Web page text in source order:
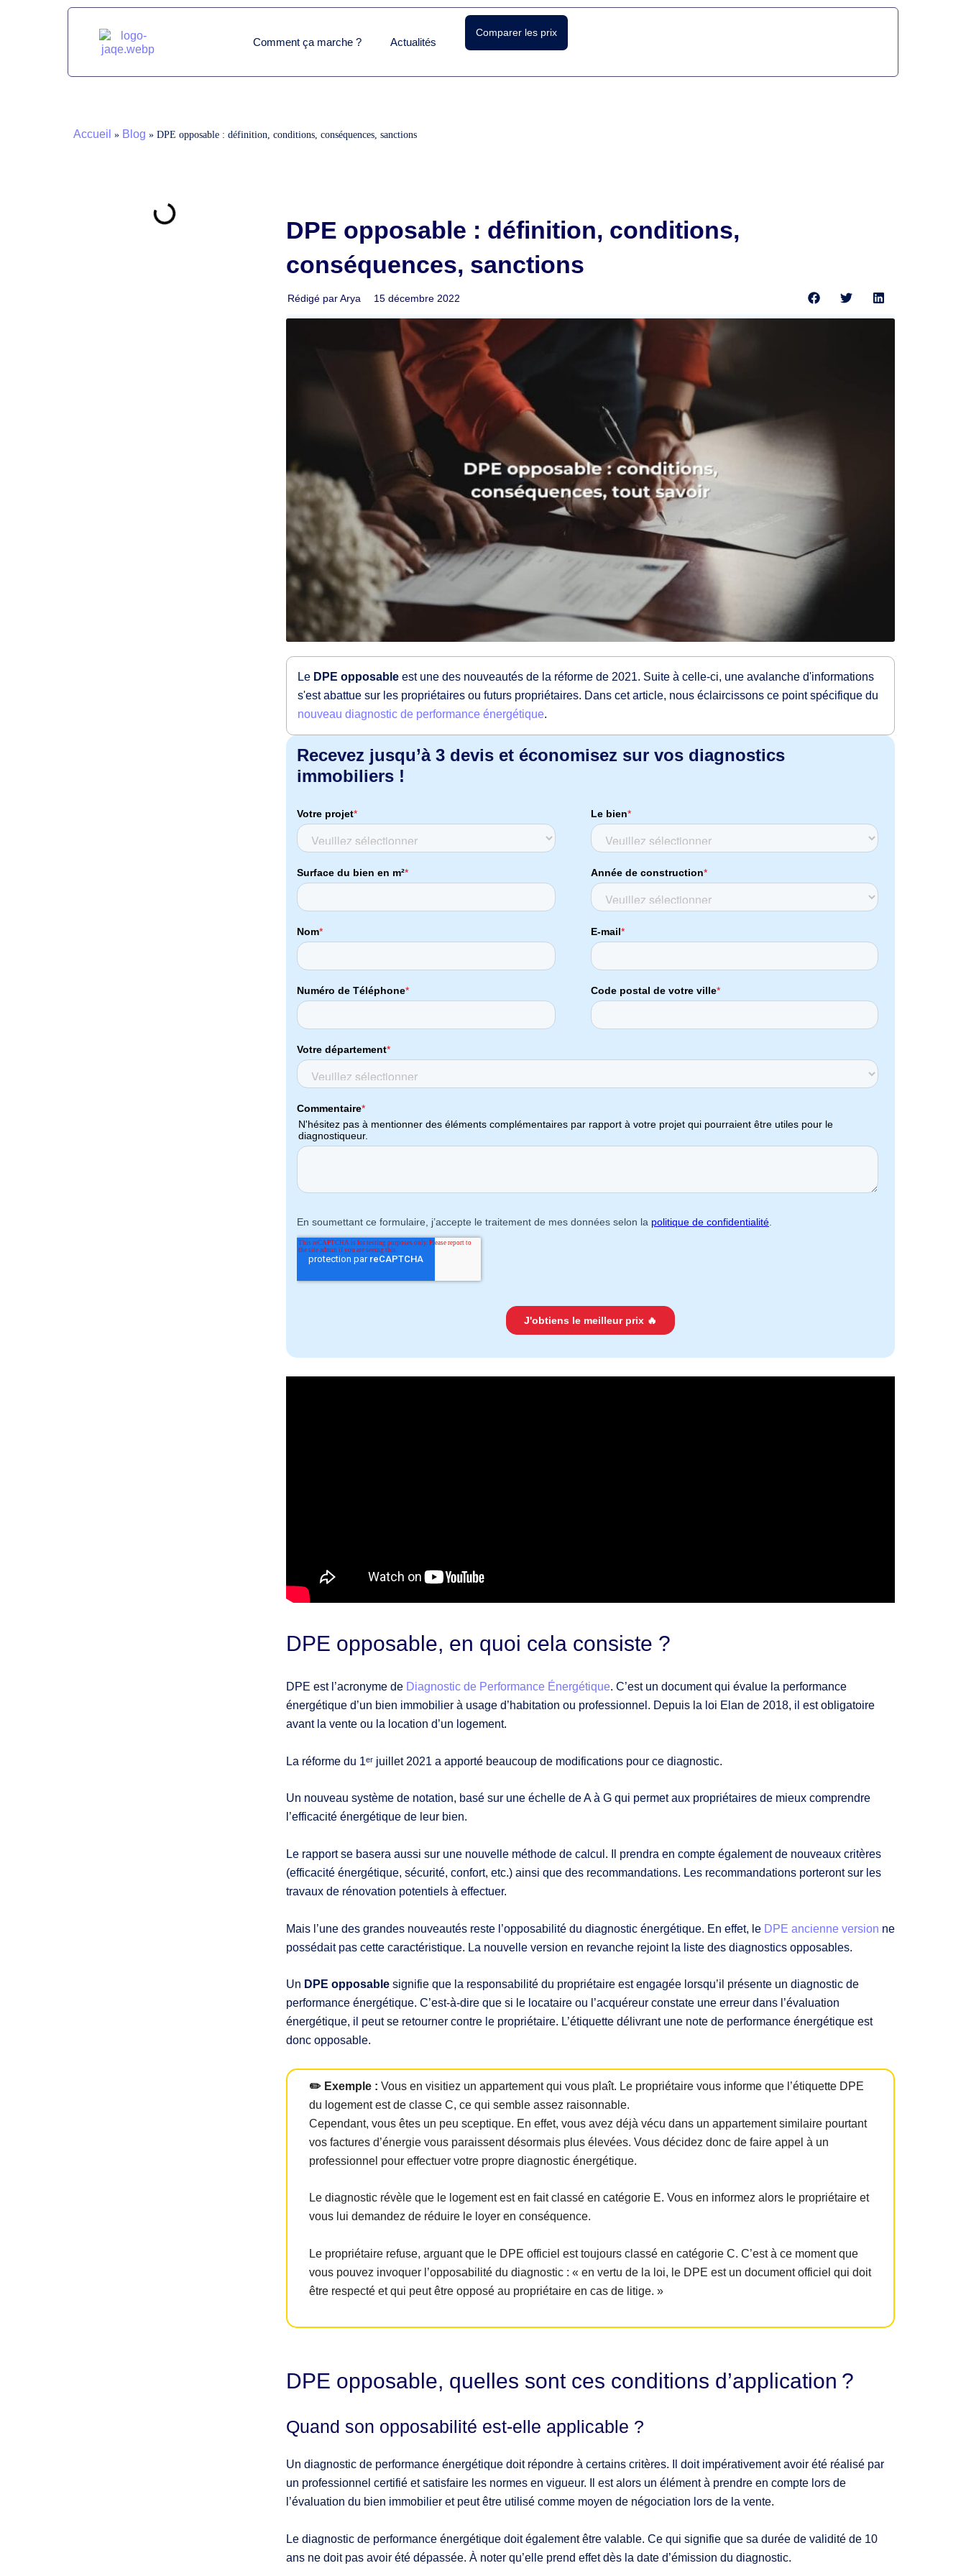
Comment ça marche ? Actualités
Comparer les prix
Accueil » Blog » DPE opposable : définition, conditions, conséquences, sanctions
DPE opposable : définition, conditions,
conséquences, sanctions
Rédigé parArya 15 décembre 2022
Le DPE opposable est une des nouveautés de la réforme de 2021. Suite à celle-ci, une avalanche d'informations
s'est abattue sur les propriétaires ou futurs propriétaires. Dans cet article, nous éclaircissons ce point spécifique du
nouveau diagnostic de performance énergétique.
Recevez jusqu’à 3 devis et économisez sur vos diagnostics
immobiliers !
DPE opposable, en quoi cela consiste ?
DPE est l’acronyme de Diagnostic de Performance Énergétique. C’est un document qui évalue la performance
énergétique d’un bien immobilier à usage d’habitation ou professionnel. Depuis la loi Elan de 2018, il est obligatoire
avant la vente ou la location d’un logement.
La réforme du 1ᵉʳ juillet 2021 a apporté beaucoup de modifications pour ce diagnostic.
Un nouveau système de notation, basé sur une échelle de A à G qui permet aux propriétaires de mieux comprendre
l’efficacité énergétique de leur bien.
Le rapport se basera aussi sur une nouvelle méthode de calcul. Il prendra en compte également de nouveaux critères
(efficacité énergétique, sécurité, confort, etc.) ainsi que des recommandations. Les recommandations porteront sur les
travaux de rénovation potentiels à effectuer.
Mais l’une des grandes nouveautés reste l’opposabilité du diagnostic énergétique. En effet, le DPE ancienne version ne
possédait pas cette caractéristique. La nouvelle version en revanche rejoint la liste des diagnostics opposables.
Un DPE opposable signifie que la responsabilité du propriétaire est engagée lorsqu’il présente un diagnostic de
performance énergétique. C’est-à-dire que si le locataire ou l’acquéreur constate une erreur dans l’évaluation
énergétique, il peut se retourner contre le propriétaire. L’étiquette délivrant une note de performance énergétique est
donc opposable.
✏️ Exemple : Vous en visitiez un appartement qui vous plaît. Le propriétaire vous informe que l’étiquette DPE
du logement est de classe C, ce qui semble assez raisonnable.
Cependant, vous êtes un peu sceptique. En effet, vous avez déjà vécu dans un appartement similaire pourtant
vos factures d’énergie vous paraissent désormais plus élevées. Vous décidez donc de faire appel à un
professionnel pour effectuer votre propre diagnostic énergétique.
Le diagnostic révèle que le logement est en fait classé en catégorie E. Vous en informez alors le propriétaire et
vous lui demandez de réduire le loyer en conséquence.
Le propriétaire refuse, arguant que le DPE officiel est toujours classé en catégorie C. C’est à ce moment que
vous pouvez invoquer l’opposabilité du diagnostic : « en vertu de la loi, le DPE est un document officiel qui doit
être respecté et qui peut être opposé au propriétaire en cas de litige. »
DPE opposable, quelles sont ces conditions d’application ?
Quand son opposabilité est-elle applicable ?
Un diagnostic de performance énergétique doit répondre à certains critères. Il doit impérativement avoir été réalisé par
un professionnel certifié et satisfaire les normes en vigueur. Il est alors un élément à prendre en compte lors de
l’évaluation du bien immobilier et peut être utilisé comme moyen de négociation lors de la vente.
Le diagnostic de performance énergétique doit également être valable. Ce qui signifie que sa durée de validité de 10
ans ne doit pas avoir été dépassée. À noter qu’elle prend effet dès la date d’émission du diagnostic.